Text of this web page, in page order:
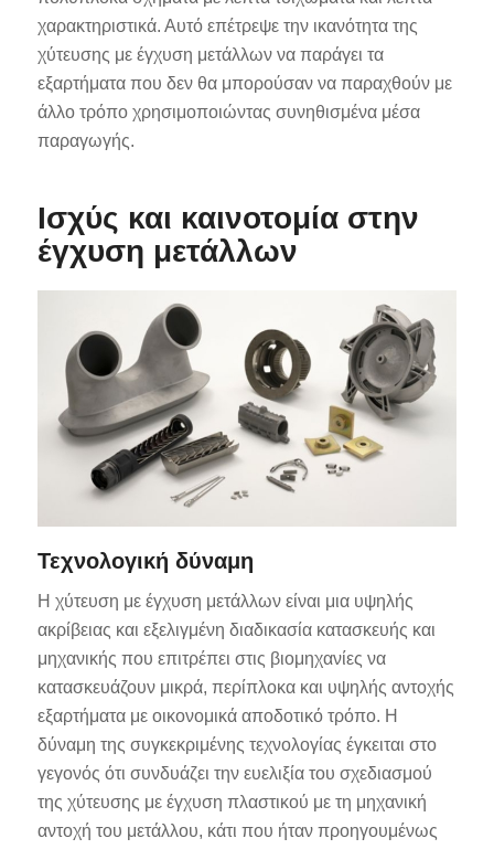
χαρακτηριστικά. Αυτό επέτρεψε την ικανότητα της
χύτευσης με έγχυση μετάλλων να παράγει τα
εξαρτήματα που δεν θα μπορούσαν να παραχθούν με
άλλο τρόπο χρησιμοποιώντας συνηθισμένα μέσα
παραγωγής.
Ισχύς και καινοτομία στην
έγχυση μετάλλων
Τεχνολογική δύναμη
Η χύτευση με έγχυση μετάλλων είναι μια υψηλής
ακρίβειας και εξελιγμένη διαδικασία κατασκευής και
μηχανικής που επιτρέπει στις βιομηχανίες να
κατασκευάζουν μικρά, περίπλοκα και υψηλής αντοχής
εξαρτήματα με οικονομικά αποδοτικό τρόπο. Η
δύναμη της συγκεκριμένης τεχνολογίας έγκειται στο
γεγονός ότι συνδυάζει την ευελιξία του σχεδιασμού
της χύτευσης με έγχυση πλαστικού με τη μηχανική
αντοχή του μετάλλου, κάτι που ήταν προηγουμένως